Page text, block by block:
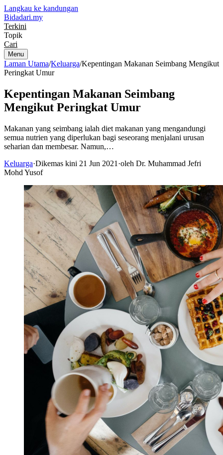
Langkau ke kandungan
Bidadari.my
Terkini
Topik
Cari
Menu
Laman Utama/Keluarga/Kepentingan Makanan Seimbang Mengikut
Peringkat Umur
Kepentingan Makanan Seimbang
Mengikut Peringkat Umur
Makanan yang seimbang ialah diet makanan yang mengandungi
semua nutrien yang diperlukan bagi seseorang menjalani urusan
seharian dan membesar. Namun,…
Keluarga·Dikemas kini 21 Jun 2021 ·oleh Dr. Muhammad Jefri
Mohd Yusof